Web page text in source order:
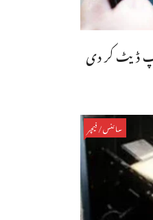
ڈیٹ کر دی
سائنس/فیچر